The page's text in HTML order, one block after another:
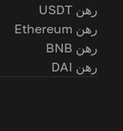
رهن USDT
رهن Ethereum
رهن BNB
رهن DAI